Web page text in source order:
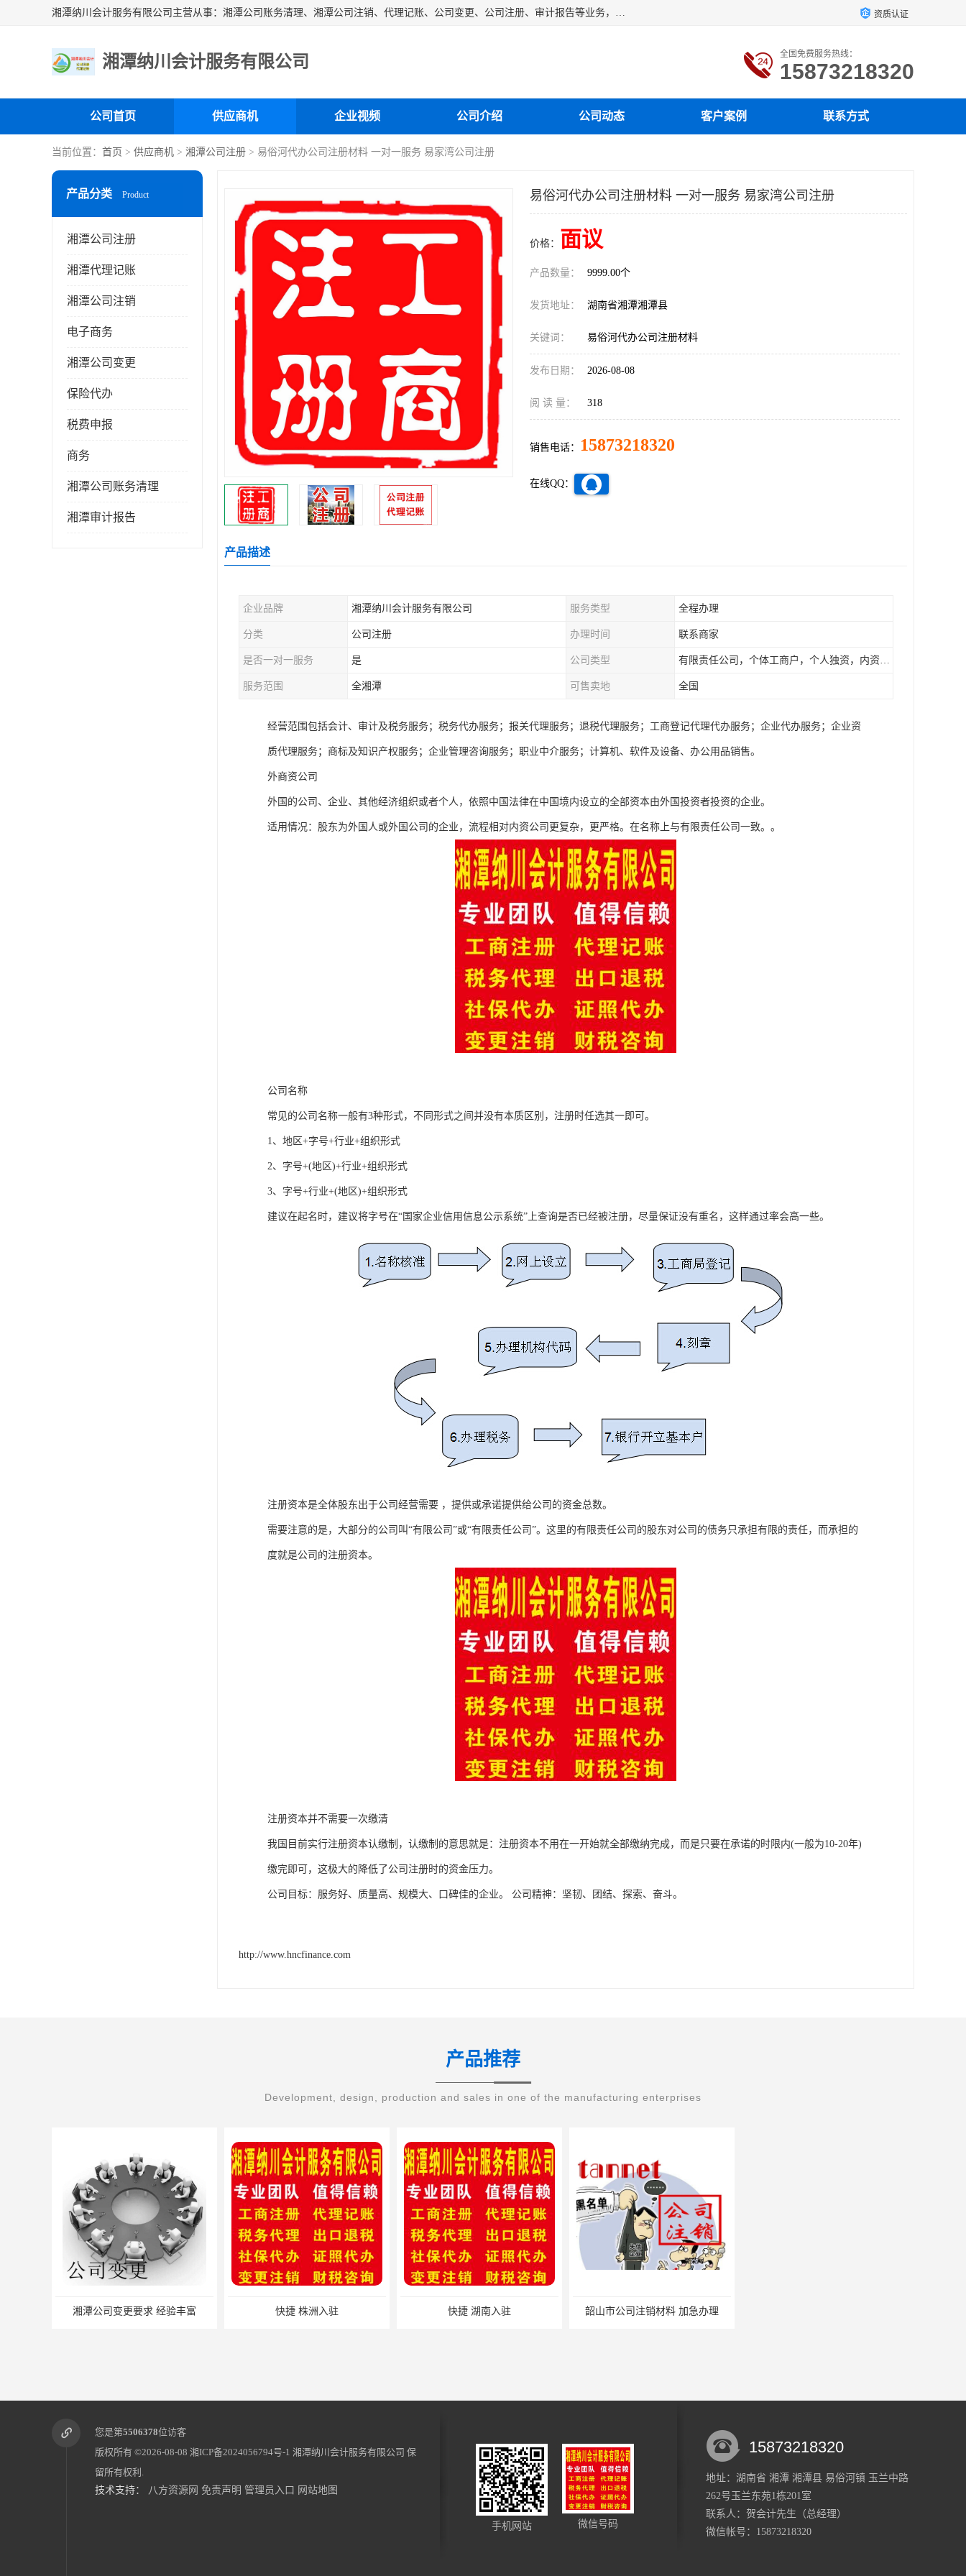
湘潭纳川会计服务有限公司主营从事：湘潭公司账务清理、湘潭公司注销、代理记账、公司变更、公司注册、审计报告等业务，公司设立有专门的代理注册部门，现有工商代办专员，部门经理从事工商代办多年，对各地区公司注册、公司变更、进出口业务等流程以及各行业公司注册、变更所需注意的细节都非常熟悉。 资质认证
湘潭纳川会计服务有限公司 全国免费服务热线：
15873218320
公司首页 供应商机 企业视频 公司介绍 公司动态 客户案例 联系方式
当前位置： 首页 > 供应商机 > 湘潭公司注册 > 易俗河代办公司注册材料 一对一服务 易家湾公司注册
产品分类 Product
湘潭公司注册
湘潭代理记账
湘潭公司注销
电子商务
湘潭公司变更
保险代办
税费申报
商务
湘潭公司账务清理
湘潭审计报告
易俗河代办公司注册材料 一对一服务 易家湾公司注册
价格： 面议
产品数量： 9999.00个
发货地址： 湖南省湘潭湘潭县
关键词： 易俗河代办公司注册材料
发布日期： 2026-08-08
阅 读 量： 318
销售电话： 15873218320
在线QQ：
产品描述
企业品牌 湘潭纳川会计服务有限公司 服务类型 全程办理
分类 公司注册 办理时间 联系商家
是否一对一服务 是 公司类型 有限责任公司，个体工商户，个人独资，内资，外资
服务范围 全湘潭 可售卖地 全国
经营范围包括会计、审计及税务服务；税务代办服务；报关代理服务；退税代理服务；工商登记代理代办服务；企业代办服务；企业资
质代理服务；商标及知识产权服务；企业管理咨询服务；职业中介服务；计算机、软件及设备、办公用品销售。
外商资公司
外国的公司、企业、其他经济组织或者个人，依照中国法律在中国境内设立的全部资本由外国投资者投资的企业。
适用情况：股东为外国人或外国公司的企业，流程相对内资公司更复杂，更严格。在名称上与有限责任公司一致。。
公司名称
常见的公司名称一般有3种形式，不同形式之间并没有本质区别，注册时任选其一即可。
1、地区+字号+行业+组织形式
2、字号+(地区)+行业+组织形式
3、字号+行业+(地区)+组织形式
建议在起名时，建议将字号在“国家企业信用信息公示系统”上查询是否已经被注册，尽量保证没有重名，这样通过率会高一些。
注册资本是全体股东出于公司经营需要 ，提供或承诺提供给公司的资金总数。
需要注意的是，大部分的公司叫“有限公司”或“有限责任公司”。这里的有限责任公司的股东对公司的债务只承担有限的责任，而承担的
度就是公司的注册资本。
注册资本并不需要一次缴清
我国目前实行注册资本认缴制，认缴制的意思就是：注册资本不用在一开始就全部缴纳完成，而是只要在承诺的时限内(一般为10-20年)
缴完即可，这极大的降低了公司注册时的资金压力。
公司目标：服务好、质量高、规模大、口碑佳的企业。 公司精神：坚韧、团结、探索、奋斗。
http://www.hncfinance.com
产品推荐
Development, design, production and sales in one of the manufacturing enterprises
湘潭公司变更要求 经验丰富 快捷 株洲入驻 快捷 湖南入驻 韶山市公司注销材料 加急办理
湘潭县税务注销材料 小规模纳税人税费申报 快速高效
您是第5506378位访客
版权所有 ©2026-08-08 湘ICP备2024056794号-1 湘潭纳川会计服务有限公司 保
留所有权利.
技术支持： 八方资源网 免责声明 管理员入口 网站地图
手机网站 微信号码
15873218320
地址：湖南省 湘潭 湘潭县 易俗河镇 玉兰中路
262号玉兰东苑1栋201室
联系人：贺会计先生 （总经理）
微信帐号：15873218320